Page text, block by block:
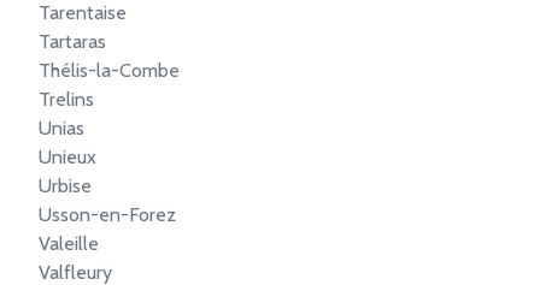
Tarentaise
Tartaras
Thélis-la-Combe
Trelins
Unias
Unieux
Urbise
Usson-en-Forez
Valeille
Valfleury